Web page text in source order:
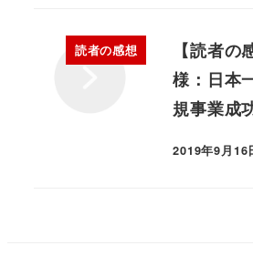
読者の感想
【読者
様：日本
規事業成
2019年9月16